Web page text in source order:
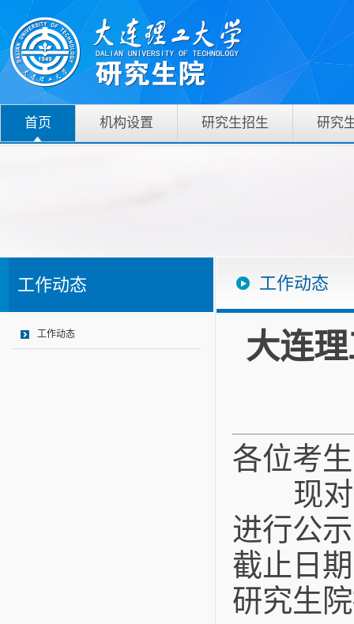
首页 机构设置 研究生招生 研究
工作动态
工作动态
工作动态
大连
各位考
现对我
进行公
截止日
研究生